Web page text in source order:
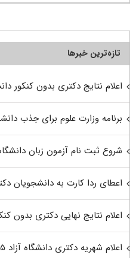
تازه‌ترین خبرها
اعلام نتایج دکتری بدون کنکور
برنامه وزارت علوم برای جذب
شروع ثبت نام آزمون زبان دانشگاه
اعطای ردا کارت به دانشجویان دکتری
اعلام نتایج نهایی دکتری بدون
اعلام شهریه دکتری دانشگاه آزاد ۱۴۰۵